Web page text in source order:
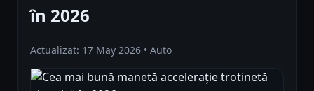
în 2026
Actualizat: 17 May 2026 • Auto